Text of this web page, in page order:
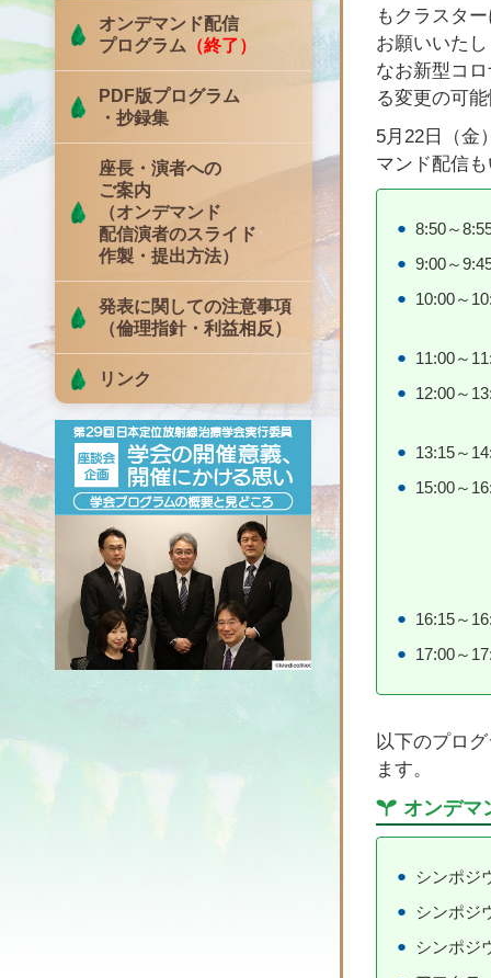
オンデマンド配信
プログラム （終了）
PDF版プログラム
・抄録集
座長・演者への
ご案内
（オンデマンド
配信演者のスライド
作製・提出方法）
発表に関しての注意事項
（倫理指針・利益相反）
リンク
もクラスタ
お願いいた
なお新型コ
る変更の可
5月22日（金
マンド配信
8:50～
9:00～
10:00～
11:00～
12:00～
13:15～
15:00～
16:15～
17:00～
以下のプロ
ます。
オンデマ
シンポジ
シンポジ
シンポジ